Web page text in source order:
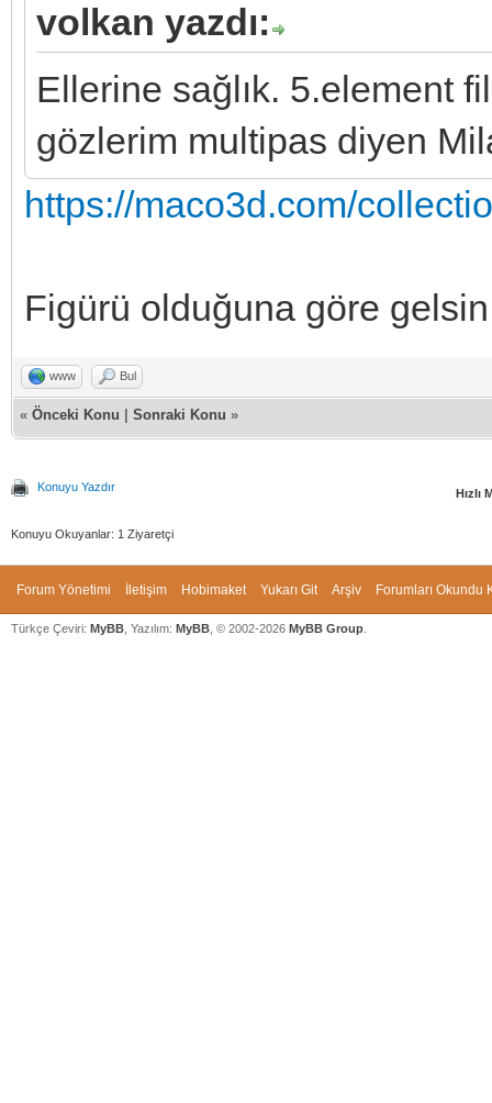
volkan yazdı:
Ellerine sağlık. 5.element
gözlerim multipas diyen
https://maco3d.com/
Figürü olduğuna göre
www Bul
« Önceki Konu Sonraki Konu »
Konuyu Yazdır Hızlı
Konuyu Okuyanlar: 1 Ziyaretçi
Forum Yönetimi İletişim Hobimaket Yukarı Git Arşiv Forumları Okundu
Türkçe Çeviri: MyBB , Yazılım: MyBB , © 2002-2026 MyBB Group